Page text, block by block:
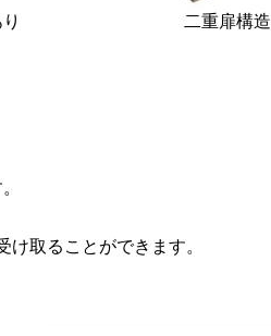
二重扉構造
取ることができます。